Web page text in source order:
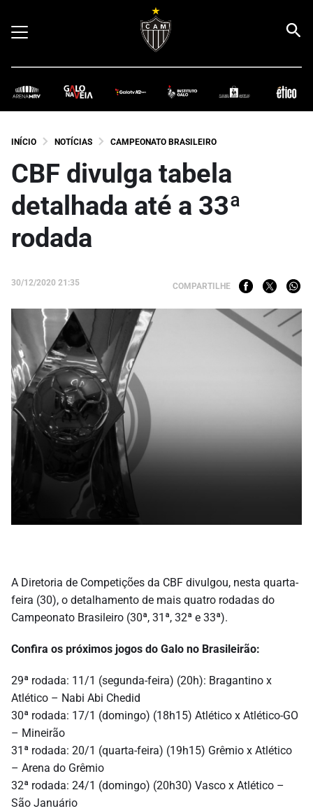
INÍCIO NOTÍCIAS CAMPEONATO BRASILEIRO
CBF divulga tabela
detalhada até a 33ª
rodada
30/12/2020 21:35 COMPARTILHE
A Diretoria de Competições da CBF divulgou, nesta quarta-
feira (30), o detalhamento de mais quatro rodadas do
Campeonato Brasileiro (30ª, 31ª, 32ª e 33ª).
Confira os próximos jogos do Galo no Brasileirão:
29ª rodada: 11/1 (segunda-feira) (20h): Bragantino x
Atlético – Nabi Abi Chedid
30ª rodada: 17/1 (domingo) (18h15) Atlético x Atlético-GO
– Mineirão
31ª rodada: 20/1 (quarta-feira) (19h15) Grêmio x Atlético
– Arena do Grêmio
32ª rodada: 24/1 (domingo) (20h30) Vasco x Atlético –
São Januário